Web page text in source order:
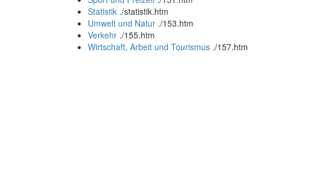
Statistik ./statistik.htm
Umwelt und Natur ./153.htm
Verkehr ./155.htm
Wirtschaft, Arbeit und Tourismus ./157.htm